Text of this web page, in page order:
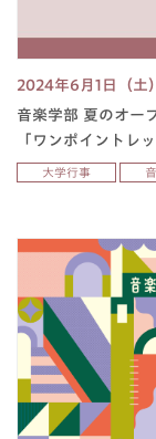
2024年6月1日（土）
音楽学部 夏のオー
「ワンポイントレッ
大学行事